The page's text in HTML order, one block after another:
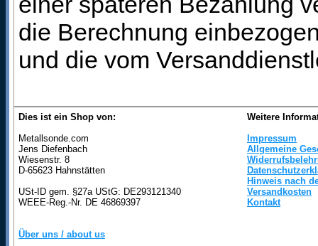
die Berechnung
und die vom
Dies ist ein Shop von:
Metallsonde.com
Jens Diefenbach
Wiesenstr. 8
D-65623 Hahnstätten
USt-ID gem. §27a UStG: DE293121340
WEEE-Reg.-Nr. DE 46869397
Über uns / about us
Weitere
Impressum
Allgemeine
Hinweis nach
Versandkosten
Kontakt